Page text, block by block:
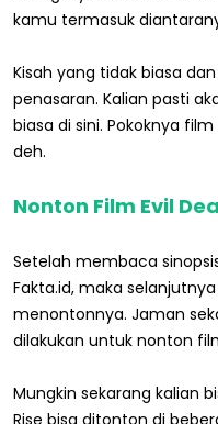
kamu termasuk
Kisah yang tidak biasa
penasaran. Kalian pasti
biasa di sini. Pokoknya
deh.
Nonton Film Evil
Setelah membaca
Fakta.id, maka
menontonnya. Jaman
dilakukan untuk nonton
Mungkin sekarang kalian
Rise bisa ditonton di